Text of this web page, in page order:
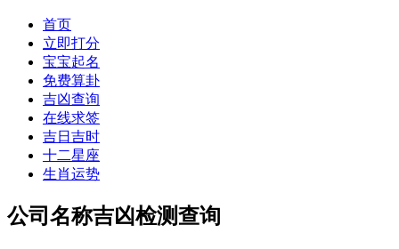
首页
立即打分
宝宝起名
免费算卦
吉凶查询
在线求签
吉日吉时
十二星座
生肖运势
公司名称吉凶检测查询